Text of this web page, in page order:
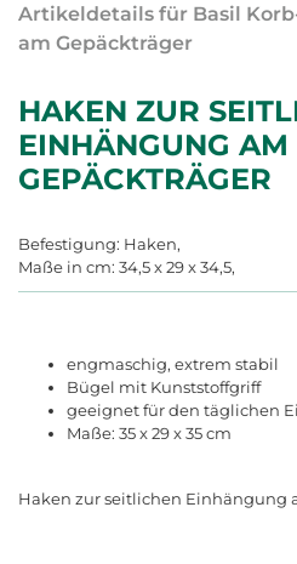
Artikeldetails für Basil
am Gepäckträger
HAKEN ZUR
EINHÄNGUNG AM
GEPÄCKTRÄGER
Befestigung: Haken,
Maße in cm: 34,5 x 29 x 34,5,
engmaschig, extrem stabil
Bügel mit Kunststoffgriff
geeignet für den täglichen
Maße: 35 x 29 x 35 cm
Haken zur seitlichen Einhängung